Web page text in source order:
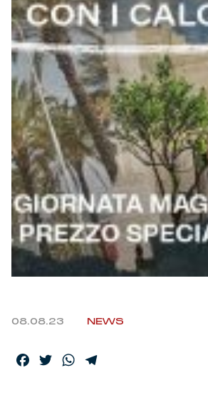
Robe di Kappa x Genoa
Vintage Collection
Red&Blue Voices
Kids
Accessori
Party
Outlet
Helan x Genoa
08.08.23 NEWS
Facebook
TwitterWhatsApp